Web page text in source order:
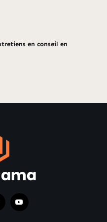
en conseil en